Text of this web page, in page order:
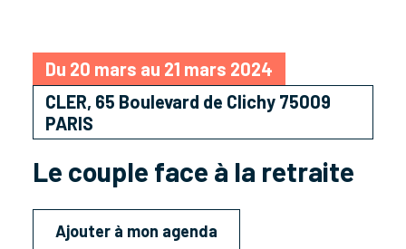
Du 20 mars au 21 mars 2024
CLER, 65 Boulevard de Clichy 75009
PARIS
Le couple face à la retraite
Ajouter à mon agenda